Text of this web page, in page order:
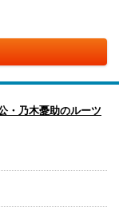
・乃木憂助のルーツ